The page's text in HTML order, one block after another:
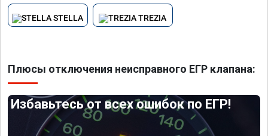
STELLA TREZIA
Плюсы отключения неисправного ЕГР клапана:
Избавьтесь от всех ошибок по ЕГР!